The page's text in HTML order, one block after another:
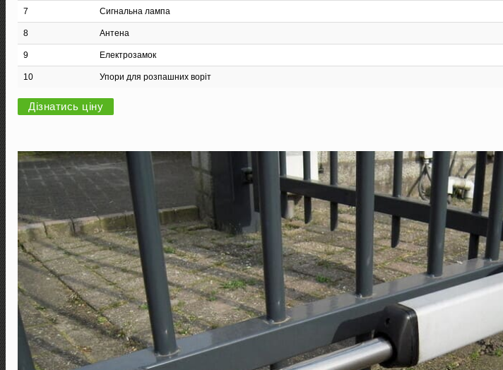
7 Сигнальна лампа
8 Антена
9 Електрозамок
10 Упори для розпашних воріт
Дізнатись ціну